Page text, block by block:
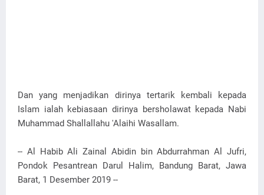
Dan yang menjadikan dirinya tertarik kembali kepada
Islam ialah kebiasaan dirinya bersholawat kepada Nabi
Muhammad Shallallahu 'Alaihi Wasallam.
-- Al Habib Ali Zainal Abidin bin Abdurrahman Al Jufri,
Pondok Pesantrean Darul Halim, Bandung Barat, Jawa
Barat, 1 Desember 2019 --